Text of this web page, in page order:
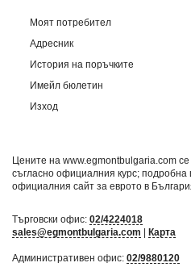
Моят потребител
Адресник
История на поръчките
Имейл бюлетин
Изход
Цените на www.egmontbulgaria.com
съгласно официалния курс;
официалния сайт за еврото в
Търговски офис: 02/4224018
sales@egmontbulgaria.com | Карта
Административен офис: 02/9880120